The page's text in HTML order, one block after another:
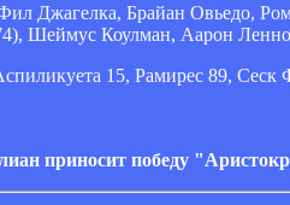
Джагелка, Брайан Овьедо,
Шеймус Коулман, Аарон
15, Рамирес 89,
приносит победу